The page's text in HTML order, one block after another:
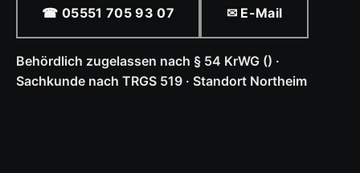
☎ 05551 705 93 07 ✉ E-Mail
Behördlich zugelassen nach § 54 KrWG () ·
Sachkunde nach TRGS 519 · Standort Northeim